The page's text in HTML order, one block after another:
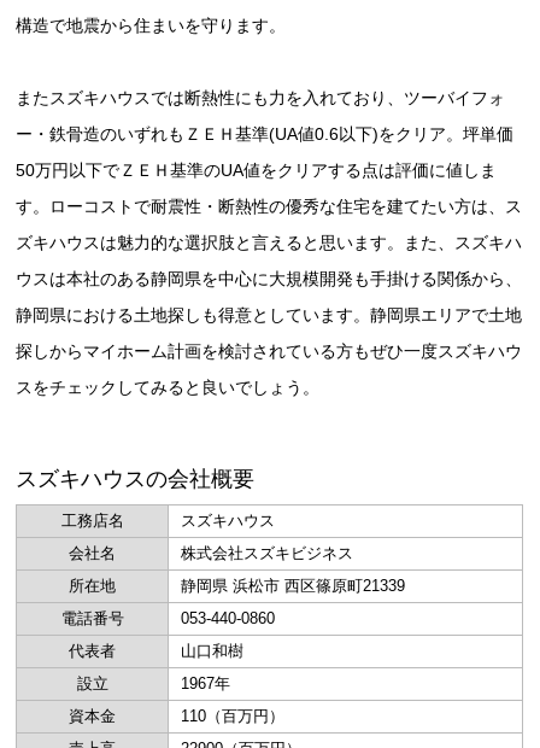
構造で地震から住まいを守ります。
またスズキハウスでは断熱性にも力を入れており、ツーバイフォ
ー・鉄骨造のいずれもＺＥＨ基準(UA値0.6以下)をクリア。坪単価
50万円以下でＺＥＨ基準のUA値をクリアする点は評価に値しま
す。ローコストで耐震性・断熱性の優秀な住宅を建てたい方は、ス
ズキハウスは魅力的な選択肢と言えると思います。また、スズキハ
ウスは本社のある静岡県を中心に大規模開発も手掛ける関係から、
静岡県における土地探しも得意としています。静岡県エリアで土地
探しからマイホーム計画を検討されている方もぜひ一度スズキハウ
スをチェックしてみると良いでしょう。
スズキハウスの会社概要
工務店名
スズキハウス
会社名
株式会社スズキビジネス
所在地
静岡県 浜松市 西区篠原町21339
電話番号
053-440-0860
代表者
山口和樹
設立
1967年
資本金
110（百万円）